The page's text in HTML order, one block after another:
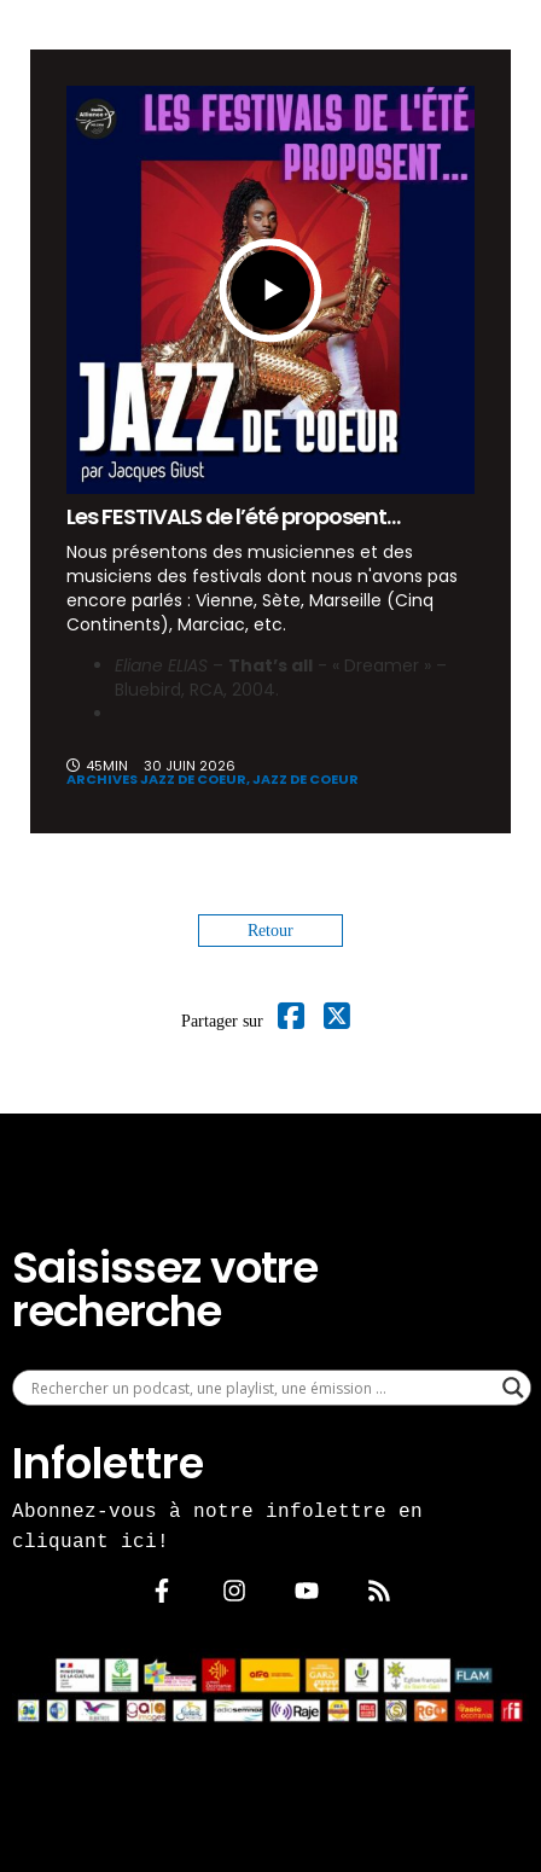
Les FESTIVALS de l’été proposent…
Nous présentons des musiciennes et des
musiciens des festivals dont nous n'avons pas
encore parlés : Vienne, Sète, Marseille (Cinq
Continents), Marciac, etc.
Eliane ELIAS – That’s all - « Dreamer » –
Bluebird, RCA, 2004.
45MIN 30 JUIN 2026
ARCHIVES JAZZ DE COEUR,JAZZ DE COEUR
Retour
Partager sur
Saisissez votre
recherche
Infolettre
Abonnez-vous à notre infolettre en
cliquant ici!